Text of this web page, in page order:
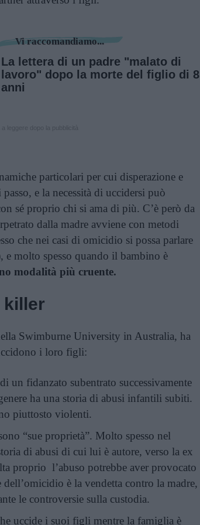
Vi raccomandiamo...
La lettera di un padre "malato di
lavoro" dopo la morte del figlio di 8
anni
particolari per cui disperazione e
e la necessità di uccidersi può
sé proprio chi si ama di più. C’è però da
dalla madre avviene con metodi
che nei casi di omicidio si possa parlare
molto spesso quando il bambino è
modalità più cruente.
killer
Swimburne University in Australia, ha
i loro figli:
un fidanzato subentrato successivamente
ha una storia di abusi infantili subiti.
piuttosto violenti.
“sue proprietà”. Molto spesso nel
di abusi di cui lui è autore, verso la ex
proprio l’abuso potrebbe aver provocato
è la vendetta contro la madre,
le controversie sulla custodia.
uccide i suoi figli mentre la famiglia è